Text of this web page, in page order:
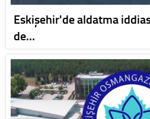
Eskişehir'de aldatma
de…